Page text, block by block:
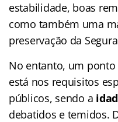
estabilidade, boas
como também uma
preservação da
No entanto, um
está nos requisitos
públicos, sendo a
debatidos e temidos.